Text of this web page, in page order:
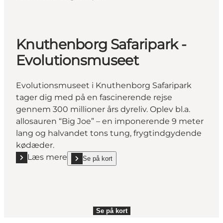
Knuthenborg Safaripark -
Evolutionsmuseet
Evolutionsmuseet i Knuthenborg Safaripark
tager dig med på en fascinerende rejse
gennem 300 millioner års dyreliv. Oplev bl.a.
allosauren “Big Joe” – en imponerende 9 meter
lang og halvandet tons tung, frygtindgydende
kødæder.
Læs mere
Læs mere "Knuthenborg Safaripark -
Se på kort
show Knuthenborg Safaripark - Evolutionsmuseet
Se på kort